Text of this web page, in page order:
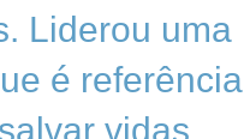
Liderou uma
é referência
vidas